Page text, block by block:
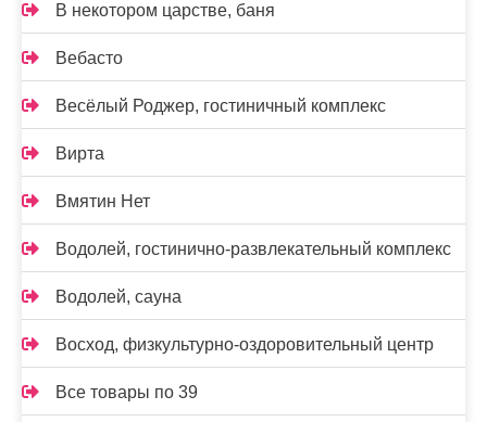
В некотором царстве, баня
Вебасто
Весёлый Роджер, гостиничный комплекс
Вирта
Вмятин Нет
Водолей, гостинично-развлекательный комплекс
Водолей, сауна
Восход, физкультурно-оздоровительный центр
Все товары по 39